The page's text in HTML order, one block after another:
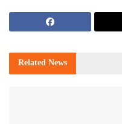
Related News